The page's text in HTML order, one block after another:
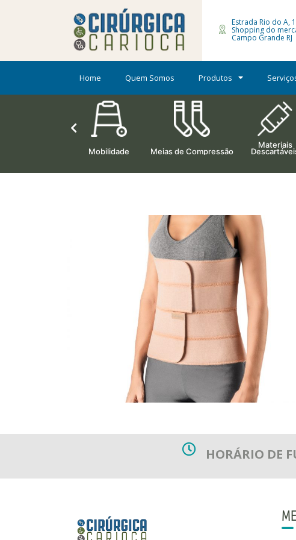
Estrada Rio do A,
Shopping do
Campo Grande RJ
Home Quem Somos Produtos
Mobilidade Meias de Compressão
Materiais
HORÁRIO DE